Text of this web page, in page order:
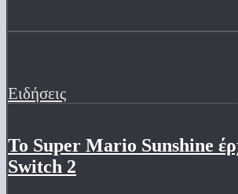
Ειδήσεις
Το Super Mario Sunshine
Switch 2